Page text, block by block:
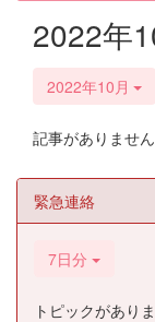
2022年
2022年10月
記事がありません
緊急連絡
7日分
トピックがありま